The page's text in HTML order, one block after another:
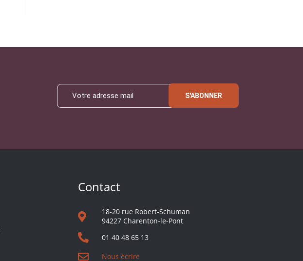
S'ABONNER
Contact
18-20 rue Robert-Schuman
94227 Charenton-le-Pont
01 40 48 65 13
Nous écrire